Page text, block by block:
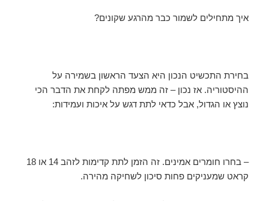
איך מתחילים לשמור כבר מהרגע שקונים?
בחירת התכשיט הנכון היא הצעד הראשון בשמירה על
ההיסטוריה. אז נכון – זה ממש מפתה לקחת את הדבר הכי
נוצץ או הגדול, אבל כדאי לתת דגש על איכות ועמידות:
– בחרו חומרים אמינים. זה הזמן לתת קדימות לזהב 14 או 18
קראט שמעניקים פחות סיכון לשחיקה מהירה.